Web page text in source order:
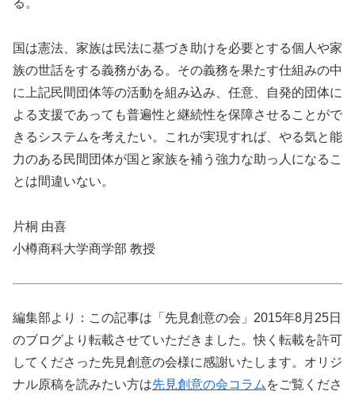
る。
国は憲法、家族は民法に基づき助けを必要とする個人や家
族の世話をする義務がある。その義務を果たす仕組みの中
に上記民間団体等の活動を組み込み、任意、自発的団体に
よる支援であっても普遍性と継続性を保障させることがで
きるシステムを考えたい。これが実現すれば、やる気と能
力のある民間団体が国と家族を補う強力な助っ人になるこ
とは間違いない。
片桐 由喜
小樽商科大学商学部 教授
編集部より：この記事は「先見創意の会」2015年8月25日
のブログより転載させていただきました。快く転載を許可
してくださった先見創意の会様に感謝いたします。オリジ
ナル原稿を読みたい方は先見創意の会コラムをご覧くださ